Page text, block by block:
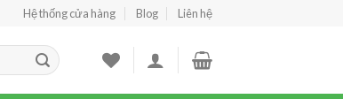
Hệ thống cửa hàng Blog Liên hệ